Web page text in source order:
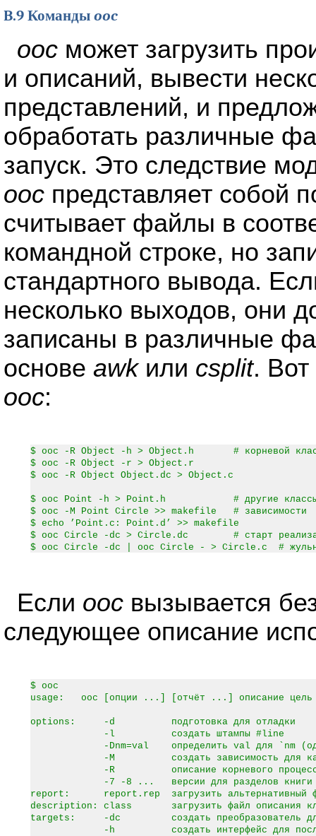
B.9 Команды ooc
ooc может загрузить
и описаний, вывести
представлений, и
обработать различные
запуск. Это следствие
ooc представляет собой
считывает файлы в
командной строке, но
стандартного вывода.
несколько выходов, они
записаны в различные
основе awkили csplit.
ooc:
$ ooc -R Object -h > Object.h # корневой
$ ooc -R Object -r > Object.r
$ ooc -R Object Object.dc > Object.c
$ ooc Point -h > Point.h # другие
$ ooc -M Point Circle >> makefile # зависимости
$ echo ’Point.c: Point.d’ >> makefile
$ ooc Circle -dc > Circle.dc # старт
$ ooc Circle -dc | ooc Circle - > Circle.c #
Если ooc вызывается
следующее описание
$ ooc
usage: ooc [опции ...] [отчёт ...] описание
options: -d подготовка для отладки
-l создать штампы #line
-Dnm=val определить val для `nm
-M создать зависимость для
-R описание корневого
-7 -8 ... версии для разделов книги
report: report.rep загрузить альтернативный
description: class загрузить файл описания
targets: -dc создать преобразователь для
-h создать интерфейс для